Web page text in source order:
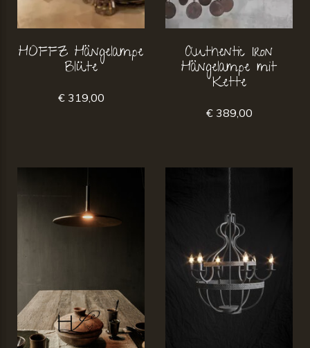
HOFFZ Hängelampe
Blüte
€ 319,00
Authentic Iron
Hängelampe mit
Kette
€ 389,00